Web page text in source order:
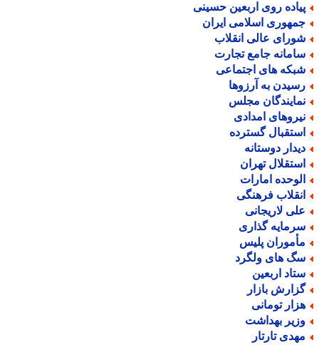
روی اربعین حسینی
اسلامی ایران
عالی انقلاب
جامع تجارت
های اجتماعی
به آرزوها
مجلس
امدادی
گسترده
دوستانه
تهران
امارات
فرهنگی
لاریجانی
گذاری
پلیس
های ولگرد
اربعین
بازار
تومانی
بهداشت
تارتار